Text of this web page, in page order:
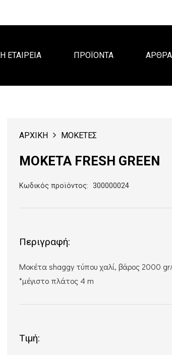
Η ΕΤΑΙΡΕΙΑ ΠΡΟΪΟΝΤΑ ΑΡΘΡΑ
ΑΡΧΙΚΗ ΜΟΚΕΤΕΣ
ΜΟΚΕΤΑ FRESH GREEN
Κωδικός προϊόντος: 300000024
Περιγραφή:
Μοκέτα shaggy τύπου χαλί, βάρος 2000
*μέγιστο πλάτος 4 m
Τιμή: